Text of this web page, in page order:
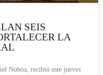
SEIS
LA
Noboa, recibió este jueves